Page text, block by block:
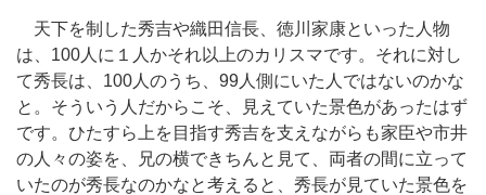
天下を制した秀吉や織田信長、徳川家康といった人物
は、100人に１人かそれ以上のカリスマです。それに対し
て秀長は、100人のうち、99人側にいた人ではないのかな
と。そういう人だからこそ、見えていた景色があったはず
です。ひたすら上を目指す秀吉を支えながらも家臣や市井
の人々の姿を、兄の横できちんと見て、両者の間に立って
いたのが秀長なのかなと考えると、秀長が見ていた景色を